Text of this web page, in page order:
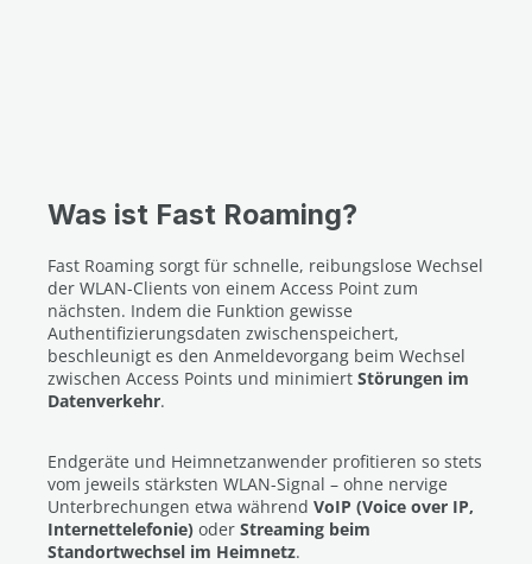
Was ist Fast Roaming?
Fast Roaming sorgt für schnelle, reibungslose Wechsel
der WLAN-Clients von einem Access Point zum
nächsten. Indem die Funktion gewisse
Authentifizierungsdaten zwischenspeichert,
beschleunigt es den Anmeldevorgang beim Wechsel
zwischen Access Points und minimiert Störungen im
Datenverkehr.
Endgeräte und Heimnetzanwender profitieren so stets
vom jeweils stärksten WLAN-Signal – ohne nervige
Unterbrechungen etwa während VoIP (Voice over IP,
Internettelefonie) oder Streaming beim
Standortwechsel im Heimnetz.